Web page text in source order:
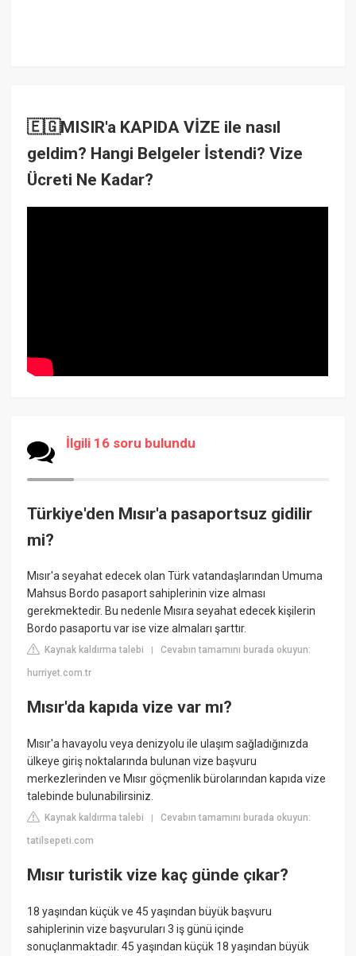
🇪🇬MISIR'a KAPIDA VİZE ile nasıl
geldim? Hangi Belgeler İstendi? Vize
Ücreti Ne Kadar?
İlgili 16 soru bulundu
Türkiye'den Mısır'a pasaportsuz gidilir
mi?
Mısır'a seyahat edecek olan Türk vatandaşlarından Umuma
Mahsus Bordo pasaport sahiplerinin vize alması
gerekmektedir. Bu nedenle Mısıra seyahat edecek kişilerin
Bordo pasaportu var ise vize almaları şarttır.
Kaynak kaldırma talebi |Cevabın tamamını burada okuyun:
hurriyet.com.tr
Mısır'da kapıda vize var mı?
Mısır'a havayolu veya denizyolu ile ulaşım sağladığınızda
ülkeye giriş noktalarında bulunan vize başvuru
merkezlerinden ve Mısır göçmenlik bürolarından kapıda vize
talebinde bulunabilirsiniz.
Kaynak kaldırma talebi |Cevabın tamamını burada okuyun:
tatilsepeti.com
Mısır turistik vize kaç günde çıkar?
18 yaşından küçük ve 45 yaşından büyük başvuru
sahiplerinin vize başvuruları 3 iş günü içinde
sonuçlanmaktadır. 45 yaşından küçük 18 yaşından büyük